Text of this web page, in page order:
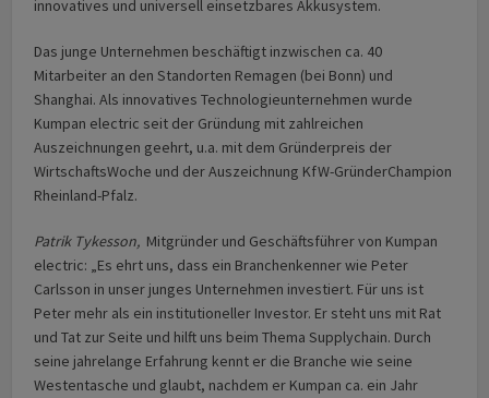
innovatives und universell einsetzbares Akkusystem.
Das junge Unternehmen beschäftigt inzwischen ca. 40
Mitarbeiter an den Standorten Remagen (bei Bonn) und
Shanghai. Als innovatives Technologieunternehmen wurde
Kumpan electric seit der Gründung mit zahlreichen
Auszeichnungen geehrt, u.a. mit dem Gründerpreis der
WirtschaftsWoche und der Auszeichnung KfW-GründerChampion
Rheinland-Pfalz.
Patrik Tykesson, Mitgründer und Geschäftsführer von Kumpan
electric: „Es ehrt uns, dass ein Branchenkenner wie Peter
Carlsson in unser junges Unternehmen investiert. Für uns ist
Peter mehr als ein institutioneller Investor. Er steht uns mit Rat
und Tat zur Seite und hilft uns beim Thema Supplychain. Durch
seine jahrelange Erfahrung kennt er die Branche wie seine
Westentasche und glaubt, nachdem er Kumpan ca. ein Jahr